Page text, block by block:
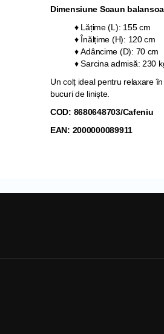
Dimensiune Scaun
♦ Lățime (L): 155 cm
♦ Înălțime (H): 120 cm
♦ Adâncime (D): 70 cm
♦ Sarcina admisă: 230
Un colț ideal pentru relaxare
bucuri de liniște.
COD: 8680648703/Cafeniu
EAN: 2000000089911